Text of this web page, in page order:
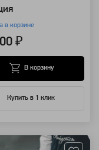
в корзине
₽
Купить в 1 клик
В корзину